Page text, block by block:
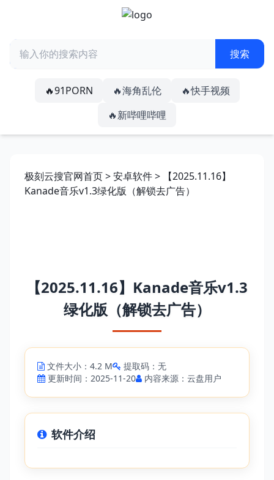
🔥91PORN 🔥海角乱伦
🔥快手视频
🔥新哔哩哔哩
极刻云搜官网首页>安卓软件> 【2025.11.16】
Kanade音乐v1.3绿化版（解锁去广告）
【2025.11.16】Kanade音乐v1.3
绿化版（解锁去广告）
文件大小：4.2 M
提取码：无
更新时间：2025-11-20
内容来源：云盘用户
软件介绍